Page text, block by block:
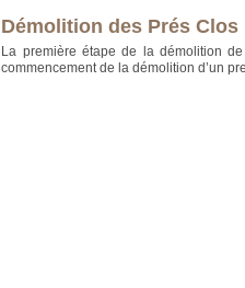
Démolition des Prés Clos
La première étape de la démolition
commencement de la démolition d’un